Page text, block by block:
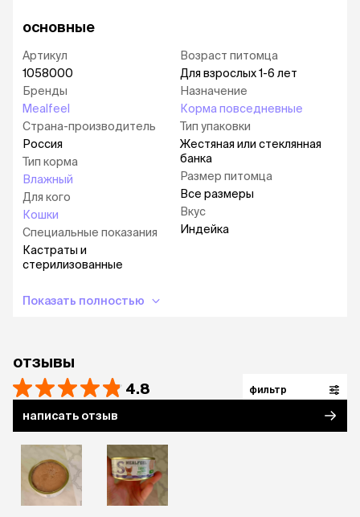
основные
Артикул
1058000
Бренды
Mealfeel
Страна-производитель
Россия
Тип корма
Влажный
Для кого
Кошки
Специальные показания
Кастраты и
стерилизованные
Возраст питомца
Для взрослых 1-6 лет
Назначение
Корма повседневные
Тип упаковки
Жестяная или стеклянная
банка
Размер питомца
Все размеры
Вкус
Индейка
Показать полностью
отзывы
4.8 фильтр
написать отзыв